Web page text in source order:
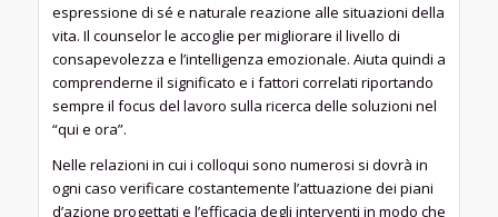
espressione di sé e naturale reazione alle situazioni della
vita. Il counselor le accoglie per migliorare il livello di
consapevolezza e l’intelligenza emozionale. Aiuta quindi a
comprenderne il significato e i fattori correlati riportando
sempre il focus del lavoro sulla ricerca delle soluzioni nel
“qui e ora”.
Nelle relazioni in cui i colloqui sono numerosi si dovrà in
ogni caso verificare costantemente l’attuazione dei piani
d’azione progettati e l’efficacia degli interventi in modo che